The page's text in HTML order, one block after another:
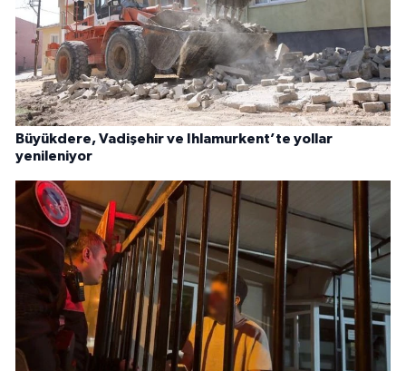
Büyükdere, Vadişehir ve Ihlamurkent’te yollar
yenileniyor